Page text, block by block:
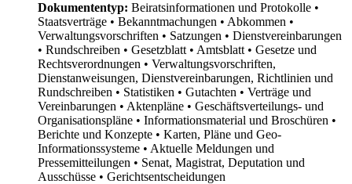
Dokumententyp: Beiratsinformationen und Protokolle •
Staatsverträge • Bekanntmachungen • Abkommen •
Verwaltungsvorschriften • Satzungen • Dienstvereinbarungen
• Rundschreiben • Gesetzblatt • Amtsblatt • Gesetze und
Rechtsverordnungen • Verwaltungsvorschriften,
Dienstanweisungen, Dienstvereinbarungen, Richtlinien und
Rundschreiben • Statistiken • Gutachten • Verträge und
Vereinbarungen • Aktenpläne • Geschäftsverteilungs- und
Organisationspläne • Informationsmaterial und Broschüren •
Berichte und Konzepte • Karten, Pläne und Geo-
Informationssysteme • Aktuelle Meldungen und
Pressemitteilungen • Senat, Magistrat, Deputation und
Ausschüsse • Gerichtsentscheidungen